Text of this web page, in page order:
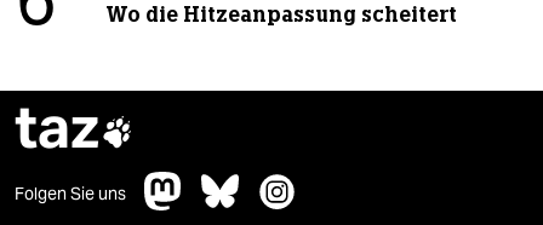
Wo die Hitzeanpassung scheitert
taz
Folgen Sie uns